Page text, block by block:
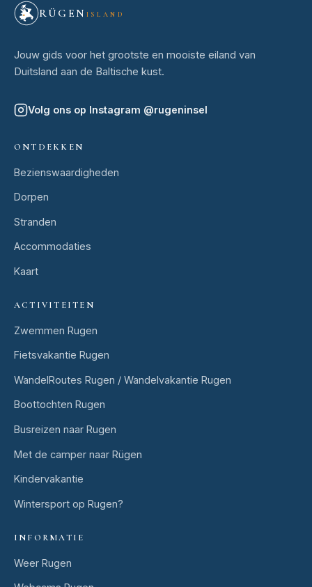
RÜGEN ISLAND
Jouw gids voor het grootste en mooiste eiland van
Duitsland aan de Baltische kust.
Volg ons op Instagram @rugeninsel
ONTDEKKEN
Bezienswaardigheden
Dorpen
Stranden
Accommodaties
Kaart
ACTIVITEITEN
Zwemmen Rugen
Fietsvakantie Rugen
WandelRoutes Rugen / Wandelvakantie Rugen
Boottochten Rugen
Busreizen naar Rugen
Met de camper naar Rügen
Kindervakantie
Wintersport op Rugen?
INFORMATIE
Weer Rugen